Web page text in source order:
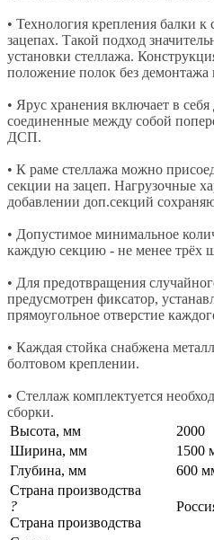
• Технология крепления балки к
зацепах. Такой подход
установки стеллажа.
положение полок без демонтажа
• Ярус хранения включает в
соединенные между собой
ДСП.
• К раме стеллажа можно
секции на зацеп. Нагрузочные
добавлении доп.секций
• Допустимое минимальное
каждую секцию - не менее трёх
• Для предотвращения
предусмотрен фиксатор,
прямоугольное отверстие
• Каждая стойка снабжена
болтовом креплении.
• Стеллаж комплектуется
сборки.
Высота, мм
2000
Ширина, мм
1500
Глубина, мм
600
Страна производства
?
Страна производства